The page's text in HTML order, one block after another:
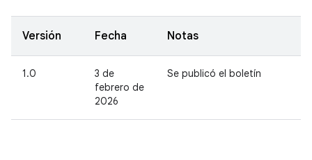
Versión Fecha Notas
1.0
3 de
febrero de
2026
Se publicó el boletín